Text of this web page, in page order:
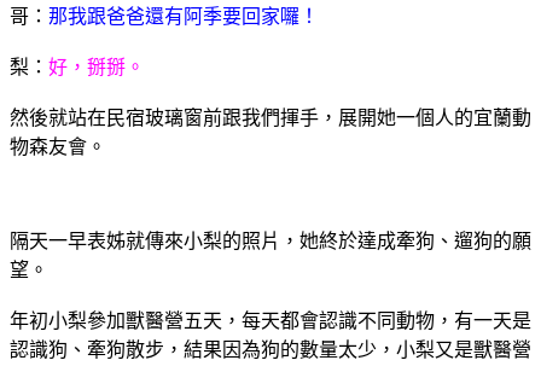
哥： 那我跟爸爸還有阿季要回家囉！
梨： 好，掰掰。
然後就站在民宿玻璃窗前跟我們揮手，展開她一個人的宜蘭動
物森友會。
隔天一早表姊就傳來小梨的照片，她終於達成牽狗、遛狗的願
望。
年初小梨參加獸醫營五天，每天都會認識不同動物，有一天是
認識狗、牽狗散步，結果因為狗的數量太少，小梨又是獸醫營